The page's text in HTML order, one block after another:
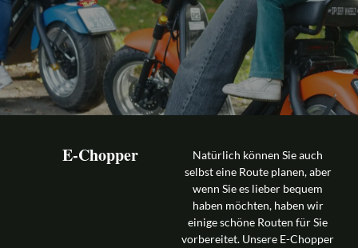
E-Chopper
Natürlich können Sie auch
selbst eine Route planen, aber
wenn Sie es lieber bequem
haben möchten, haben wir
einige schöne Routen für Sie
vorbereitet. Unsere E-Chopper